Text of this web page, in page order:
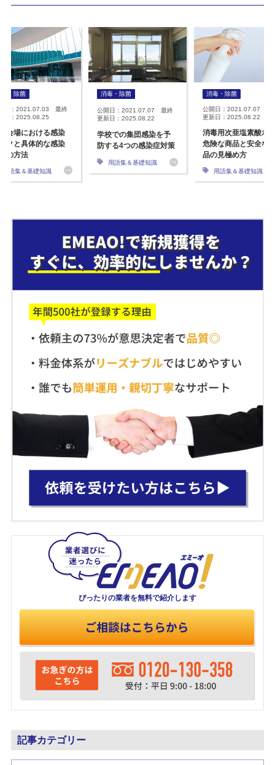
毒・除菌
日：2021.07.03 最終
日：2025.08.25
会場における感染
クと具体的な感染
の方法
用語集＆基礎知識
消毒・除菌
公開日：2021.07.07 最終
更新日：2025.08.22
学校での集団感染を予
防する4つの感染症対策
用語集＆基礎知識
消毒・除菌
公開日：2021.07.07 最
更新日：2025.08.22
消毒用次亜塩素酸水
危険な商品と安全な
品の見極め方
用語集＆基礎知識
ぴったりの業者を無料で紹介します
記事カテゴリー